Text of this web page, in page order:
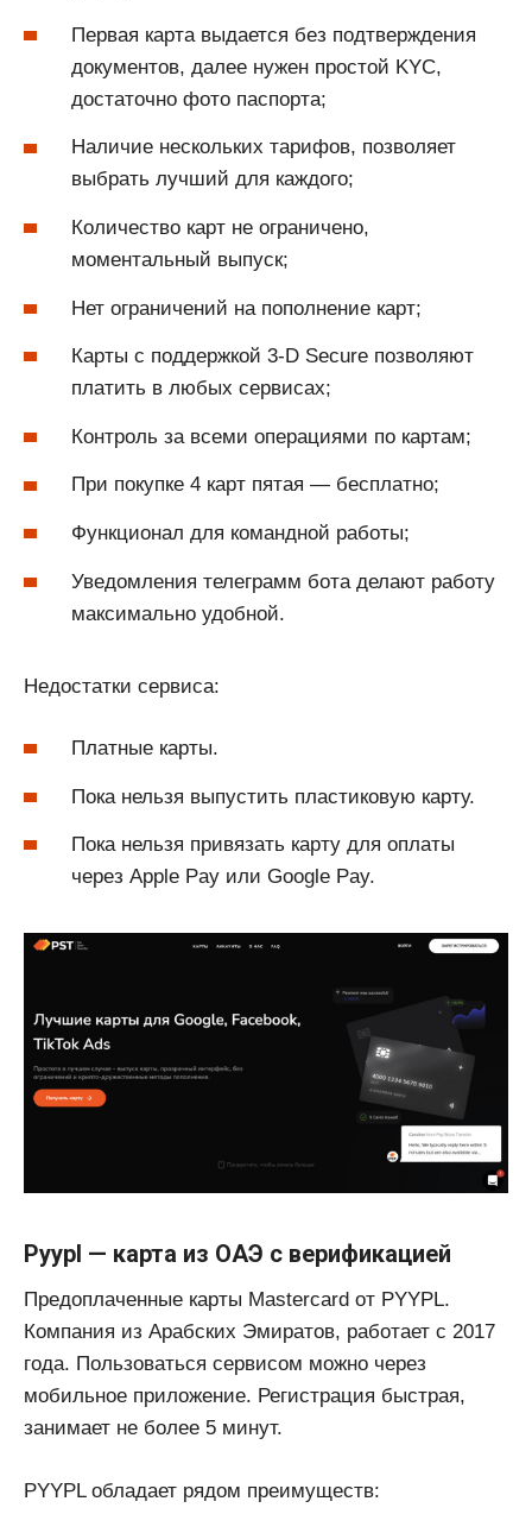
Первая карта выдается без подтверждения
документов, далее нужен простой KYC,
достаточно фото паспорта;
Наличие нескольких тарифов, позволяет
выбрать лучший для каждого;
Количество карт не ограничено,
моментальный выпуск;
Нет ограничений на пополнение карт;
Карты с поддержкой 3-D Secure позволяют
платить в любых сервисах;
Контроль за всеми операциями по картам;
При покупке 4 карт пятая — бесплатно;
Функционал для командной работы;
Уведомления телеграмм бота делают работу
максимально удобной.
Недостатки сервиса:
Платные карты.
Пока нельзя выпустить пластиковую карту.
Пока нельзя привязать карту для оплаты
через Apple Pay или Google Pay.
Pyypl — карта из ОАЭ с верификацией
Предоплаченные карты Mastercard от PYYPL.
Компания из Арабских Эмиратов, работает с 2017
года. Пользоваться сервисом можно через
мобильное приложение. Регистрация быстрая,
занимает не более 5 минут.
PYYPL обладает рядом преимуществ: